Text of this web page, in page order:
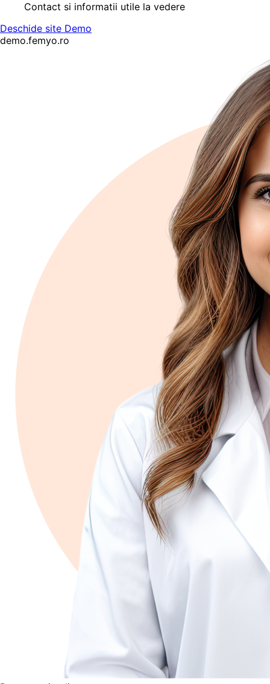
Contact si informatii utile la vedere
Deschide site Demo
demo.femyo.ro